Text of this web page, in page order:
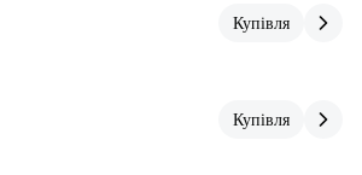
Купівля
Купівля